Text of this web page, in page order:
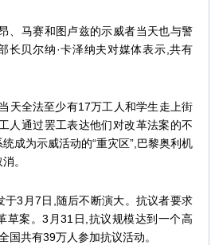
马赛和图卢兹的示威者当天也与警
长贝尔纳·卡泽纳夫对媒体表示,共有
全法至少有17万工人和学生走上街
人通过罢工表达他们对改革法案的不
成为示威活动的“重灾区”,巴黎奥利机
。
3月7日,随后不断演大。抗议者要求
草案。3月31日,抗议规模达到一个高
国共有39万人参加抗议活动。